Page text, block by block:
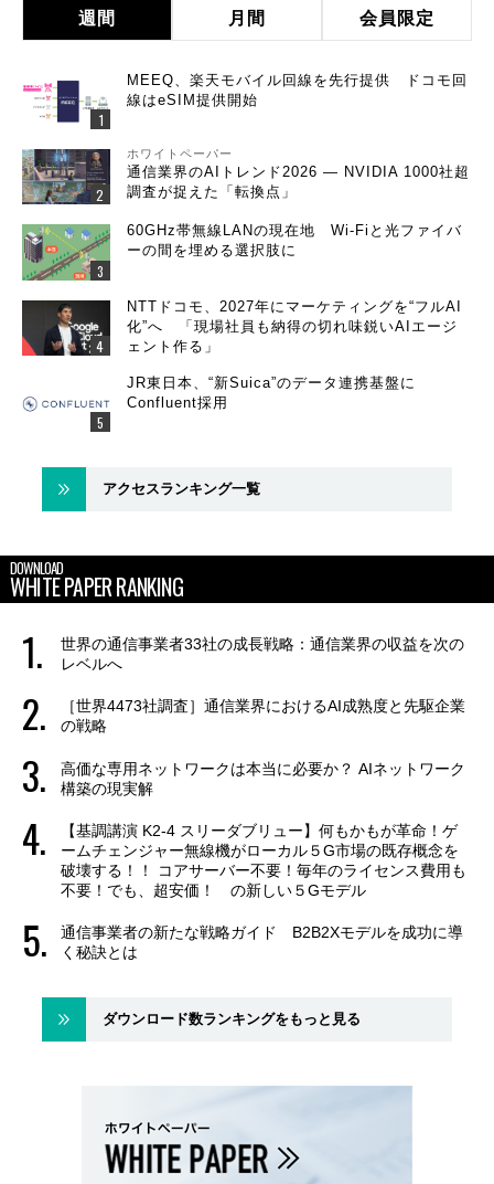
週間 月間 会員限定
MEEQ、楽天モバイル回線を先行提供 ドコモ回
線はeSIM提供開始
ホワイトペーパー
通信業界のAIトレンド2026 ― NVIDIA 1000社超
調査が捉えた「転換点」
60GHz帯無線LANの現在地 Wi-Fiと光ファイバ
ーの間を埋める選択肢に
NTTドコモ、2027年にマーケティングを“フルAI
化”へ 「現場社員も納得の切れ味鋭いAIエージ
ェント作る」
JR東日本、“新Suica”のデータ連携基盤に
Confluent採用
アクセスランキング一覧
DOWNLOAD
WHITE PAPER RANKING
世界の通信事業者33社の成長戦略：通信業界の収益を次の
レベルへ
［世界4473社調査］通信業界におけるAI成熟度と先駆企業
の戦略
高価な専用ネットワークは本当に必要か？ AIネットワーク
構築の現実解
【基調講演 K2-4 スリーダブリュー】何もかもが革命！ゲ
ームチェンジャー無線機がローカル５G市場の既存概念を
破壊する！！ コアサーバー不要！毎年のライセンス費用も
不要！でも、超安価！ の新しい５Gモデル
通信事業者の新たな戦略ガイド B2B2Xモデルを成功に導
く秘訣とは
ダウンロード数ランキングをもっと見る